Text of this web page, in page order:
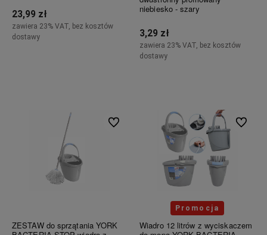
23,99 zł
zawiera 23% VAT, bez kosztów
dostawy
niebiesko - szary
3,29 zł
zawiera 23% VAT, bez kosztów
dostawy
ZESTAW do sprzątania YORK
Do ulubionych
Promocja
Wiadro 12 litrów z wyciskaczem
Do